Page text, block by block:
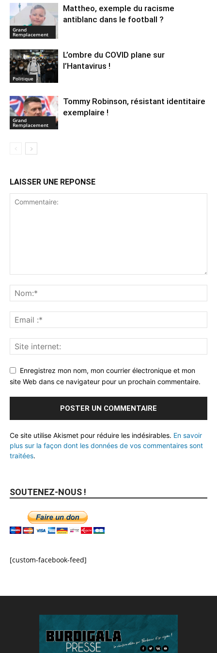
Grand
Remplacement
Mattheo, exemple du racisme
antiblanc dans le football ?
Politique
L’ombre du COVID plane sur
l’Hantavirus !
Grand
Remplacement
Tommy Robinson, résistant identitaire
exemplaire !
LAISSER UNE REPONSE
Enregistrez mon nom, mon courrier électronique et mon
site Web dans ce navigateur pour un prochain commentaire.
Ce site utilise Akismet pour réduire les indésirables. En savoir
plus sur la façon dont les données de vos commentaires sont
traitées.
SOUTENEZ-NOUS !
[custom-facebook-feed]